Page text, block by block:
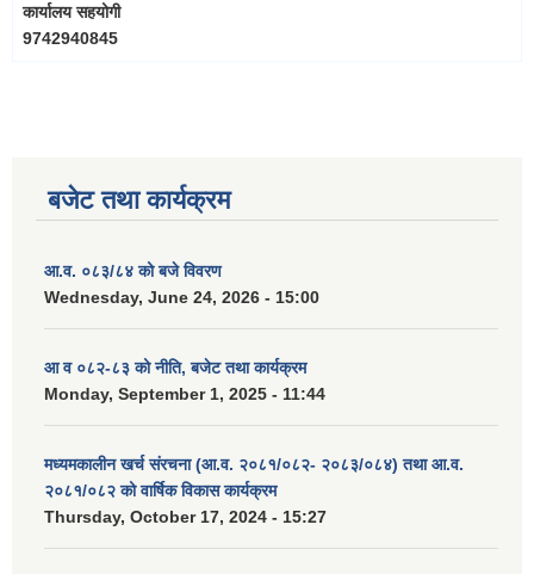
कार्यालय सहयोगी
9742940845
बजेट तथा कार्यक्रम
आ.व. ०८३/८४ को बजे विवरण
Wednesday, June 24, 2026 - 15:00
आ व ०८२-८३ को नीति, बजेट तथा कार्यक्रम
Monday, September 1, 2025 - 11:44
मध्यमकालीन खर्च संरचना (आ.व. २०८१/०८२- २०८३/०८४) तथा आ.व.
२०८१/०८२ को वार्षिक विकास कार्यक्रम
Thursday, October 17, 2024 - 15:27